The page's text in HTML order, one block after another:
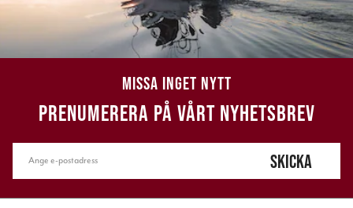
MISSA INGET NYTT
PRENUMERERA PÅ VÅRT NYHETSBREV
SKICKA